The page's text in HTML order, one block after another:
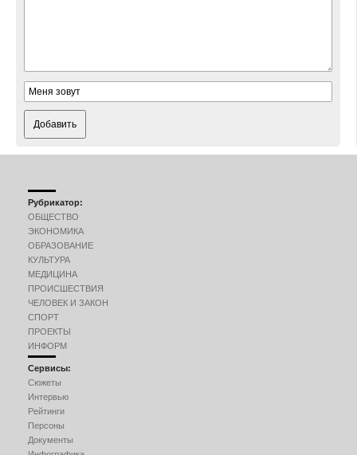
Добавить
Рубрикатор:
ОБЩЕСТВО
ЭКОНОМИКА
ОБРАЗОВАНИЕ
КУЛЬТУРА
МЕДИЦИНА
ПРОИСШЕСТВИЯ
ЧЕЛОВЕК И ЗАКОН
СПОРТ
ПРОЕКТЫ
ИНФОРМ
Сервисы:
Сюжеты
Интервью
Рейтинги
Персоны
Документы